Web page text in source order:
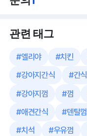
관련 태그
#엘리야 #치킨
#강아지간식 #간식
#강아지껌 #껌
#애견간식 #덴탈껌
#치석 #우유껌